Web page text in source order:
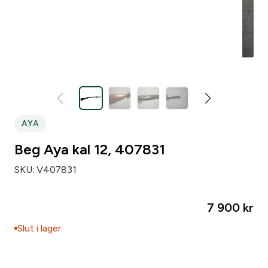
AYA
Beg Aya kal 12, 407831
SKU: V407831
7 900 kr
Slut i lager
Number of weapons since before
Number of loose pipsets since before
Number of parts subject to licensing since before